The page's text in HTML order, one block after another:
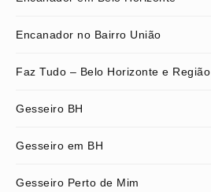
Encanador no Bairro União
Faz Tudo – Belo Horizonte e Região
Gesseiro BH
Gesseiro em BH
Gesseiro Perto de Mim